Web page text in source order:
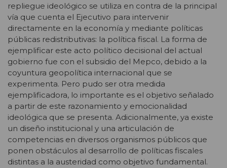
repliegue ideológico se utiliza en contra de la principal
vía que cuenta el Ejecutivo para intervenir
directamente en la economía y mediante políticas
públicas redistributivas: la política fiscal. La forma de
ejemplificar este acto político decisional del actual
gobierno fue con el subsidio del Mepco, debido a la
coyuntura geopolítica internacional que se
experimenta. Pero pudo ser otra medida
ejemplificadora, lo importante es el objetivo señalado
a partir de este razonamiento y emocionalidad
ideológica que se presenta. Adicionalmente, ya existe
un diseño institucional y una articulación de
competencias en diversos organismos públicos que
ponen obstáculos al desarrollo de políticas fiscales
distintas a la austeridad como objetivo fundamental.